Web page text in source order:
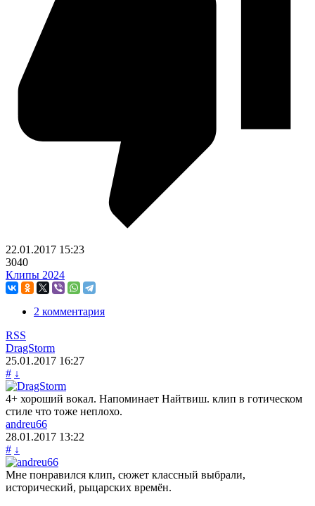
22.01.2017 15:23
3040
Клипы 2024
2 комментария
RSS
DragStorm
25.01.2017 16:27
# ↓
4+ хороший вокал. Напоминает Найтвиш. клип в готическом
стиле что тоже неплохо.
andreu66
28.01.2017 13:22
# ↓
Мне понравился клип, сюжет классный выбрали,
исторический, рыцарских времён.